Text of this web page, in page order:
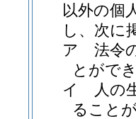
以外の個
し、次に
ア
法令
とがで
イ
人の
ること